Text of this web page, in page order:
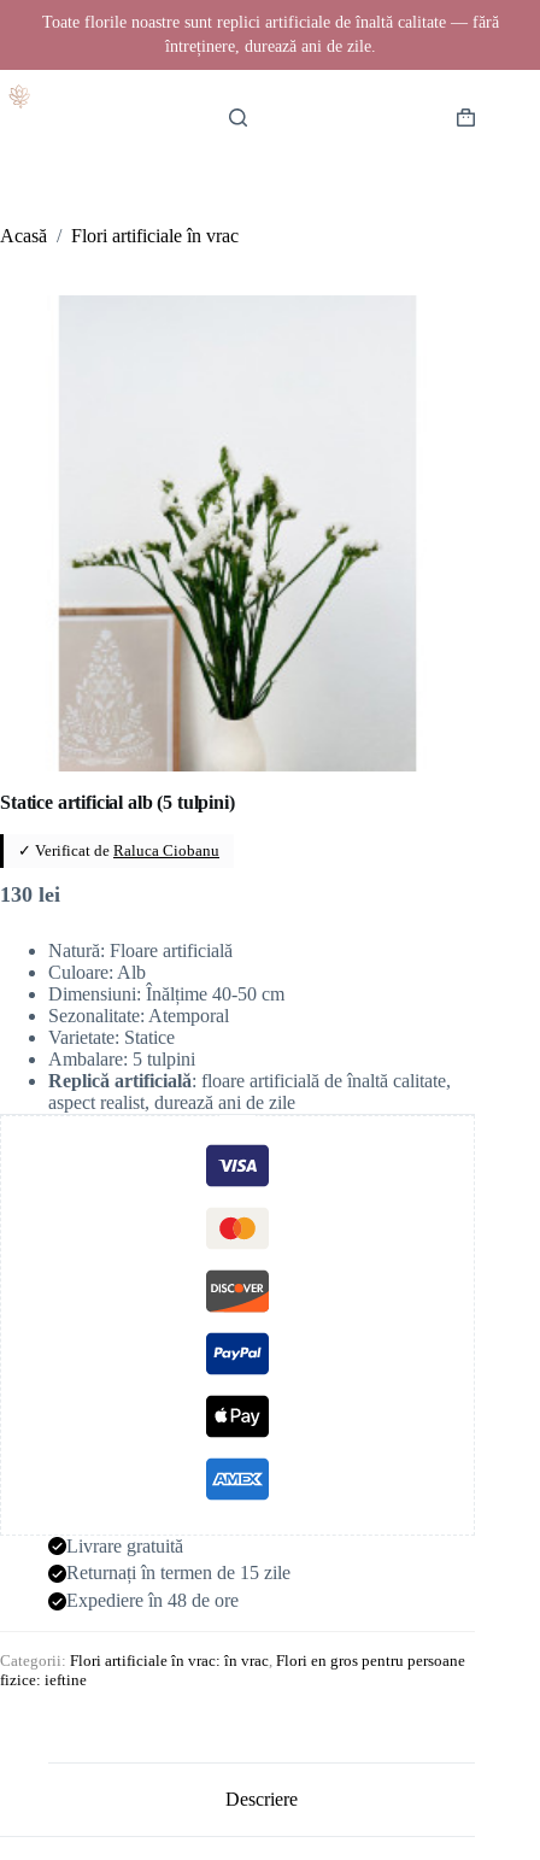
Toate florile noastre sunt replici artificiale de înaltă calitate — fără
întreținere, durează ani de zile.
la
Coș
Acasă / Flori artificiale în vrac
Statice artificial alb (5 tulpini)
✓ Verificat de Raluca Ciobanu
130 lei
Natură: Floare artificială
Culoare: Alb
Dimensiuni: Înălțime 40-50 cm
Sezonalitate: Atemporal
Varietate: Statice
Ambalare: 5 tulpini
Replică artificială: floare artificială de înaltă calitate,
aspect realist, durează ani de zile
Livrare gratuită
Returnați în termen de 15 zile
Expediere în 48 de ore
Categorii: Flori artificiale în vrac: în vrac, Flori en gros pentru persoane
fizice: ieftine
Descriere